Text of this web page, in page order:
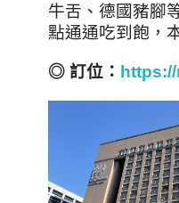
牛舌、德國豬腳
點通通吃到飽，
◎ 訂位：